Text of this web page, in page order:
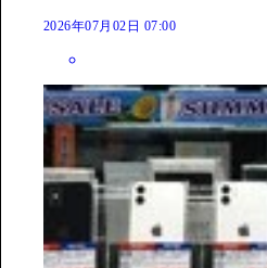
2026年07月02日 07:00